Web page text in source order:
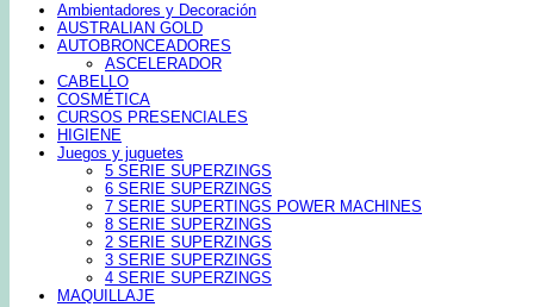
Ambientadores y Decoración
AUSTRALIAN GOLD
AUTOBRONCEADORES
ASCELERADOR
CABELLO
COSMÉTICA
CURSOS PRESENCIALES
HIGIENE
Juegos y juguetes
5 SERIE SUPERZINGS
6 SERIE SUPERZINGS
7 SERIE SUPERTINGS POWER MACHINES
8 SERIE SUPERZINGS
2 SERIE SUPERZINGS
3 SERIE SUPERZINGS
4 SERIE SUPERZINGS
MAQUILLAJE